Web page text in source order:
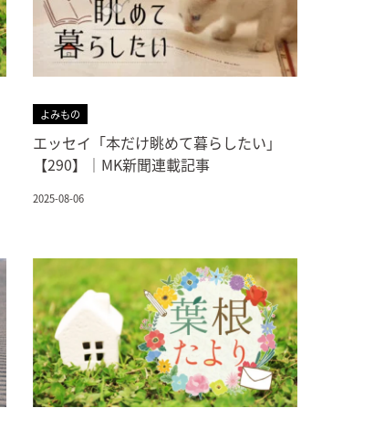
よみもの
エッセイ「本だけ眺めて暮らしたい」
【290】｜MK新聞連載記事
2025-08-06